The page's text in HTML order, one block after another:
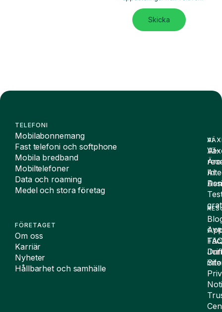
Skicka
TELEFONI
Mobilabonnemang
Fast telefoni och softphone
Mobila bredband
Mobiltelefoner
Data och roaming
Medel och stora företag
FÖRETAGET
Om oss
Karriär
Nyheter
Hållbarhet och samhälle
AI
AI-
AI